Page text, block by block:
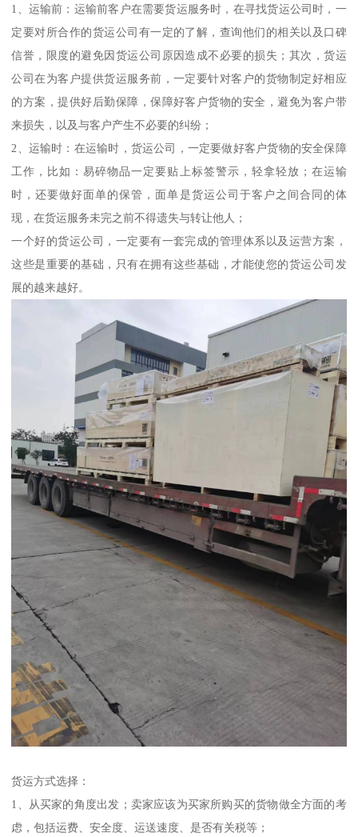
1、运输前：运输前客户在需要货运服务时，在寻找货运公司时，一
定要对所合作的货运公司有一定的了解，查询他们的相关以及口碑
信誉，限度的避免因货运公司原因造成不必要的损失；其次，货运
公司在为客户提供货运服务前，一定要针对客户的货物制定好相应
的方案，提供好后勤保障，保障好客户货物的安全，避免为客户带
来损失，以及与客户产生不必要的纠纷；
2、运输时：在运输时，货运公司，一定要做好客户货物的安全保障
工作，比如：易碎物品一定要贴上标签警示，轻拿轻放；在运输
时，还要做好面单的保管，面单是货运公司于客户之间合同的体
现，在货运服务未完之前不得遗失与转让他人；
一个好的货运公司，一定要有一套完成的管理体系以及运营方案，
这些是重要的基础，只有在拥有这些基础，才能使您的货运公司发
展的越来越好。
货运方式选择：
1、从买家的角度出发；卖家应该为买家所购买的货物做全方面的考
虑，包括运费、安全度、运送速度、是否有关税等；